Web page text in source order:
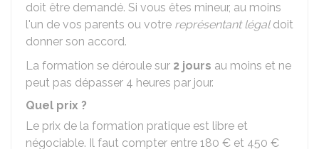
doit être demandé. Si vous êtes mineur, au moins
l'un de vos parents ou votre représentant légaldoit
donner son accord.
La formation se déroule sur 2 jours au moins et ne
peut pas dépasser 4 heures par jour.
Quel prix ?
Le prix de la formation pratique est libre et
négociable. Il faut compter entre 180 € et 450 €